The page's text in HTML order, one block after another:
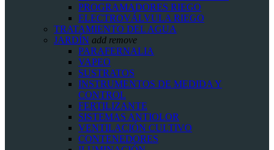
PROGRAMADORES RIEGO
ELECTROVÁLVULA RIEGO
TRATAMIENTO DEL AGUA
JARDÍN add remove
PARAFERNALIA
VAPEO
SUSTRATOS
INSTRUMENTOS DE MEDIDA Y
CONTROL
FERTILIZANTE
SISTEMAS ANTIOLOR
VENTILACIÓN CULTIVO
CONTENEDORES